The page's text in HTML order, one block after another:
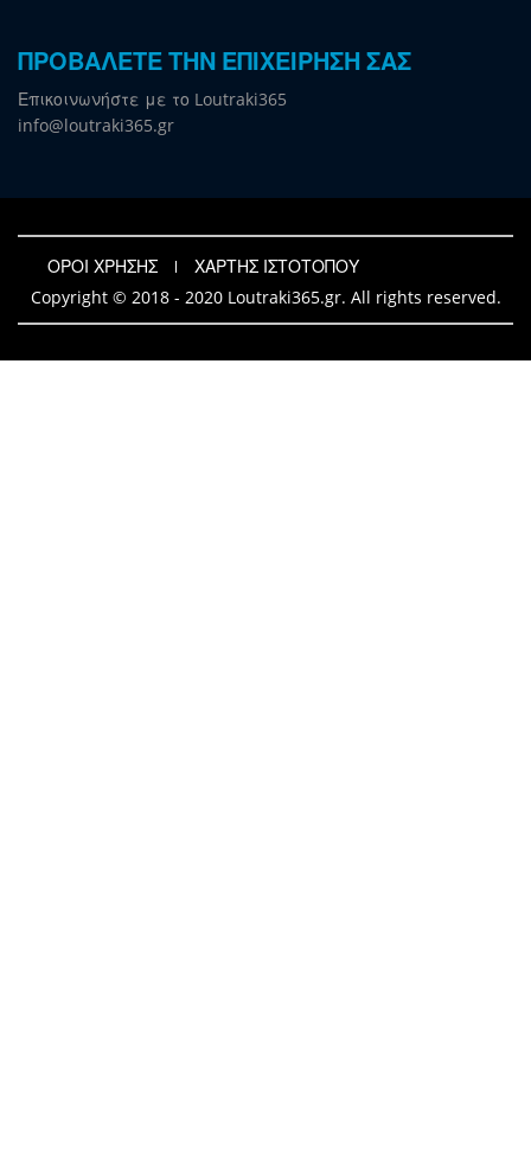
ΠΡΟΒΑΛΕΤΕ ΤΗΝ ΕΠΙΧΕΙΡΗΣΗ ΣΑΣ
Επικοινωνήστε με το Loutraki365
info@loutraki365.gr
ΟΡΟΙ ΧΡΗΣΗΣ
ΧΑΡΤΗΣ ΙΣΤΟΤΟΠΟΥ
Copyright © 2018 - 2020 Loutraki365.gr. All rights reserved.